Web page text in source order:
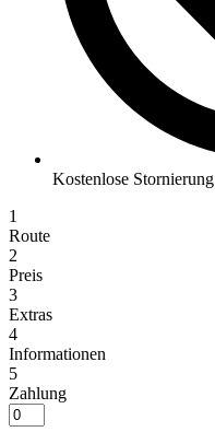
Kostenlose Stornierung
1
Route
2
Preis
3
Extras
4
Informationen
5
Zahlung